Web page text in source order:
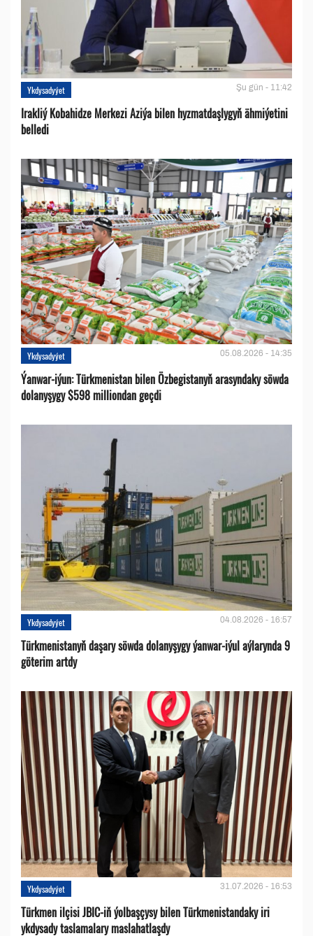
Ykdysadyýet Şu gün - 11:42
Irakliý Kobahidze Merkezi Aziýa bilen hyzmatdaşlygyň ähmiýetini
belledi
Ykdysadyýet 05.08.2026 - 14:35
Ýanwar-iýun: Türkmenistan bilen Özbegistanyň arasyndaky söwda
dolanyşygy $598 milliondan geçdi
Ykdysadyýet 04.08.2026 - 16:57
Türkmenistanyň daşary söwda dolanyşygy ýanwar-iýul aýlarynda 9
göterim artdy
Ykdysadyýet 31.07.2026 - 16:53
Türkmen ilçisi JBIC-iň ýolbaşçysy bilen Türkmenistandaky iri
ykdysady taslamalary maslahatlaşdy